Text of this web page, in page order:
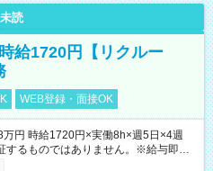
未読
給1720円【リクルー
WEB登録・面接OK
円 時給1720円×実働8h×週5日×4週
るものではありません。※給与即受
条件有）